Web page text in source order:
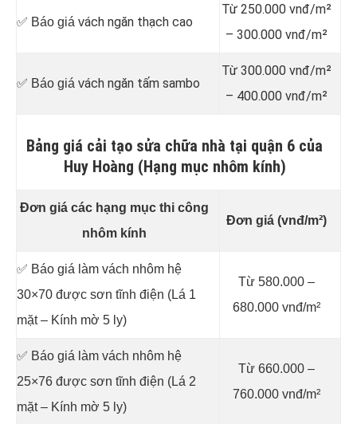
✅ Báo giá vách ngăn thạch cao
Từ 250.000 vnđ/m²
– 300.000 vnđ/m²
✅ Báo giá vách ngăn tấm sambo
Từ 300.000 vnđ/m²
– 400.000 vnđ/m²
Bảng giá cải tạo sửa chữa nhà tại quận 6 của
Huy Hoàng (Hạng mục nhôm kính)
Đơn giá các hạng mục thi công
nhôm kính
Đơn giá (vnđ/m²)
✅ Báo giá làm vách nhôm hệ
30×70 được sơn tĩnh điện (Lá 1
mặt – Kính mờ 5 ly)
Từ 580.000 –
680.000 vnđ/m²
✅ Báo giá làm vách nhôm hệ
25×76 được sơn tĩnh điện (Lá 2
mặt – Kính mờ 5 ly)
Từ 660.000 –
760.000 vnđ/m²